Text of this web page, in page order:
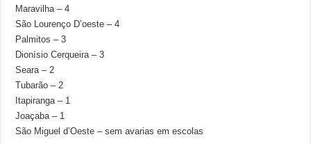
Maravilha – 4
São Lourenço D’oeste – 4
Palmitos – 3
Dionísio Cerqueira – 3
Seara – 2
Tubarão – 2
Itapiranga – 1
Joaçaba – 1
São Miguel d’Oeste – sem avarias em escolas